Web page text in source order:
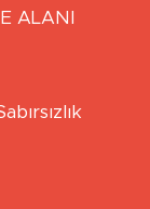
ALANI